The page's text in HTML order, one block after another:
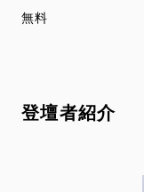
無料
登壇者紹介